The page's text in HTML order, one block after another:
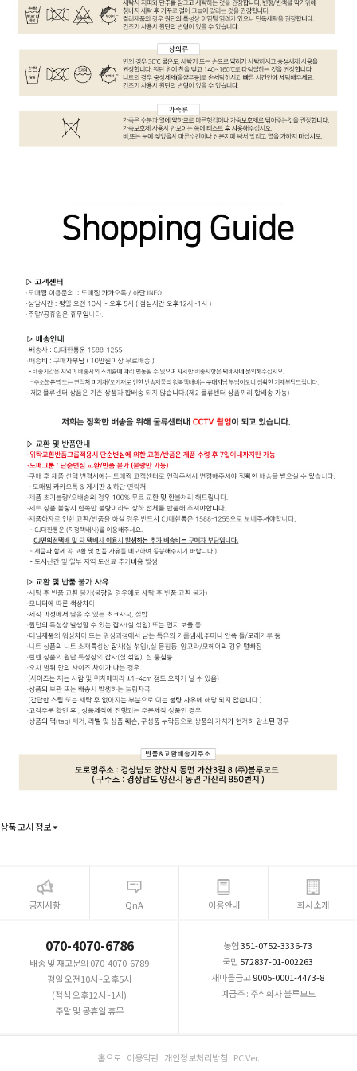
상품 고시 정보
공지사항 QnA 이용안내 회사소개
070-4070-6786
배송 및 재고문의 070-4070-6789
평일 오전10시~오후5시
(점심 오후12시~1시)
주말 및 공휴일 휴무
농협351-0752-3336-73
국민 572837-01-002263
새마을금고9005-0001-4473-8
예금주 : 주식회사 블루모드
홈으로 이용약관 개인정보처리방침 PC Ver.